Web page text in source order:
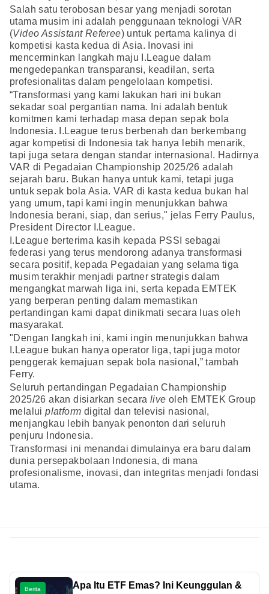
Salah satu terobosan besar yang menjadi sorotan
utama musim ini adalah penggunaan teknologi VAR
(Video Assistant Referee) untuk pertama kalinya di
kompetisi kasta kedua di Asia. Inovasi ini
mencerminkan langkah maju I.League dalam
mengedepankan transparansi, keadilan, serta
profesionalitas dalam pengelolaan kompetisi.
“Transformasi yang kami lakukan hari ini bukan
sekadar soal pergantian nama. Ini adalah bentuk
komitmen kami terhadap masa depan sepak bola
Indonesia. I.League terus berbenah dan berkembang
agar kompetisi di Indonesia tak hanya lebih menarik,
tapi juga setara dengan standar internasional. Hadirnya
VAR di Pegadaian Championship 2025/26 adalah
sejarah baru. Bukan hanya untuk kami, tetapi juga
untuk sepak bola Asia. VAR di kasta kedua bukan hal
yang umum, tapi kami ingin menunjukkan bahwa
Indonesia berani, siap, dan serius," jelas Ferry Paulus,
President Director I.League.
I.League berterima kasih kepada PSSI sebagai
federasi yang terus mendorong adanya transformasi
secara positif, kepada Pegadaian yang selama tiga
musim terakhir menjadi partner strategis dalam
mengangkat marwah liga ini, serta kepada EMTEK
yang berperan penting dalam memastikan
pertandingan kami dapat dinikmati secara luas oleh
masyarakat.
"Dengan langkah ini, kami ingin menunjukkan bahwa
I.League bukan hanya operator liga, tapi juga motor
penggerak kemajuan sepak bola nasional,” tambah
Ferry.
Seluruh pertandingan Pegadaian Championship
2025/26 akan disiarkan secara live oleh EMTEK Group
melaluiplatform digital dan televisi nasional,
menjangkau lebih banyak penonton dari seluruh
penjuru Indonesia.
Transformasi ini menandai dimulainya era baru dalam
dunia persepakbolaan Indonesia, di mana
profesionalisme, inovasi, dan integritas menjadi fondasi
utama.
Berita
Apa Itu ETF Emas? Ini Keunggulan &